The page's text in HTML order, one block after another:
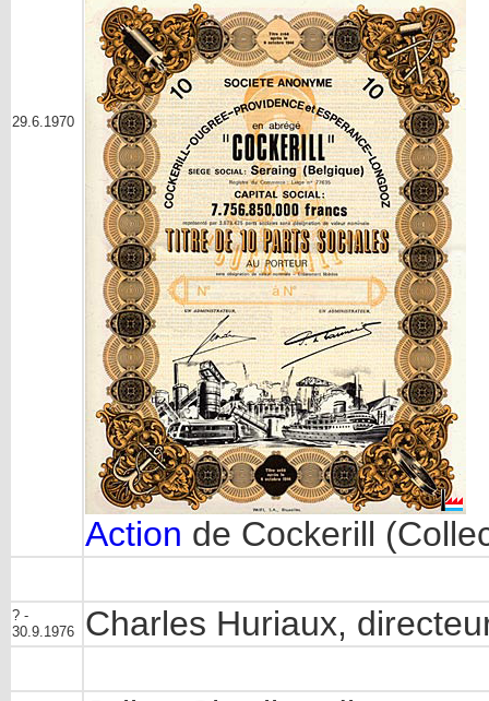
29.6.1970
Action de Cockerill
? -
30.9.1976
Charles Huriaux,